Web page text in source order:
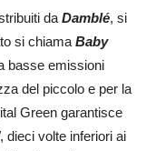
da Damblé, si
si chiama Baby
basse emissioni
del piccolo e per la
Green garantisce
dieci volte inferiori ai